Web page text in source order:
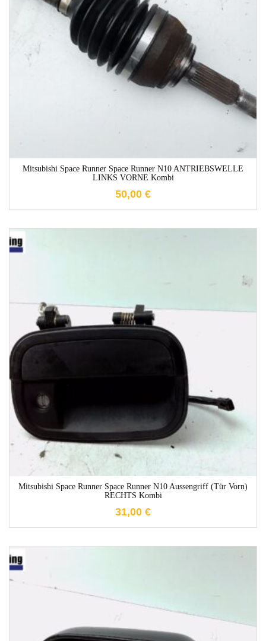
Mitsubishi Space Runner Space Runner N10 ANTRIEBSWELLE
LINKS VORNE Kombi
50,00 €
1-3 Werktage
Mitsubishi Space Runner Space Runner N10 Aussengriff (Tür Vorn)
RECHTS Kombi
31,00 €